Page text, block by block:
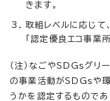
きます。
取組レベルに応じて
「認定優良エコ事業
（注）なごやSDGsグリ
の事業活動がSDGsや
うかを認定するものであ